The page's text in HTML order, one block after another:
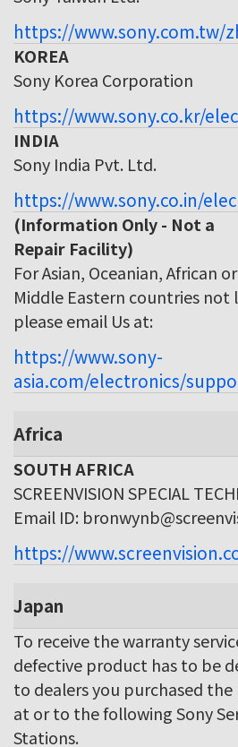
https://www.sony.com.tw/
KOREA
Sony Korea Corporation
https://www.sony.co.kr/
INDIA
Sony India Pvt. Ltd.
https://www.sony.co.in/
(Information Only - Not a
Repair Facility)
For Asian, Oceanian, African or
Middle Eastern countries not
please email Us at:
https://www.sony-
asia.com/electronics/
Africa
SOUTH AFRICA
SCREENVISION SPECIAL
Email ID:
https://
Japan
To receive the warranty
defective product has to be
to dealers you purchased
at or to the following Sony
Stations.